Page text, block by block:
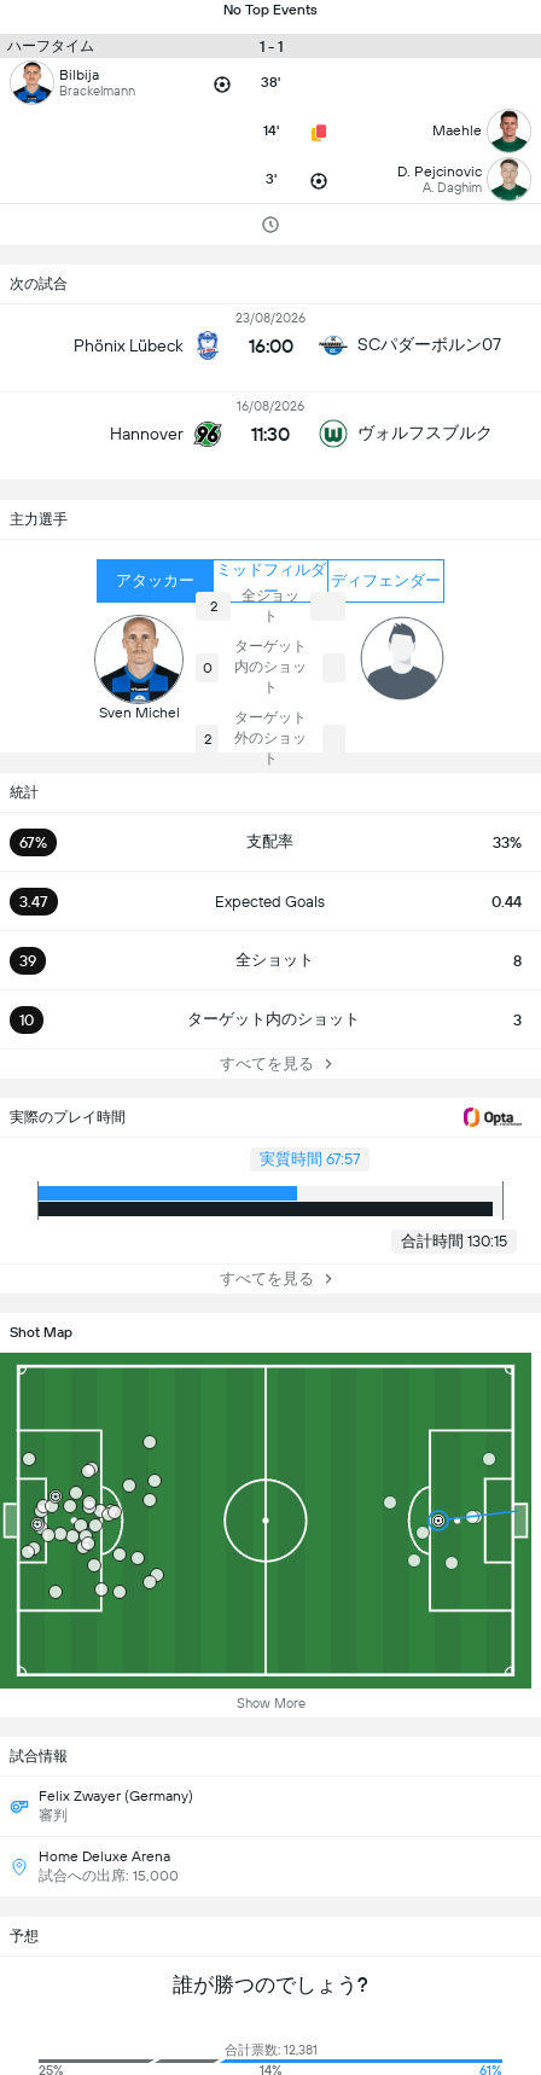
No Top Events
ハーフタイム 1 - 1
Bilbija
Brackelmann 38'
14' Maehle
3' D. Pejcinovic
A. Daghim
次の試合
Phönix Lübeck
23/08/2026
16:00 SCパダーボルン07
Hannover
16/08/2026
11:30 ヴォルフスブルク
主力選手
アタッカー
ミッドフィルダ
ー
ディフェンダー
Sven Michel
2
全ショッ
ト
0
ターゲット
内のショッ
ト
2
ターゲット
外のショッ
ト
統計
67% 支配率 33%
3.47 Expected Goals 0.44
39 全ショット 8
10 ターゲット内のショット 3
すべてを見る
実際のプレイ時間
実質時間 67:57
合計時間 130:15
すべてを見る
Shot Map
Show More
試合情報
Felix Zwayer (Germany)
審判
Home Deluxe Arena
試合への出席: 15,000
予想
誰が勝つのでしょう?
合計票数: 12,381
25%
14% 61%